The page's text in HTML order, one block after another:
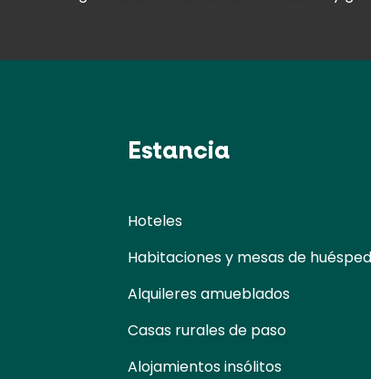
Estancia
Hoteles
Habitaciones y mesas de
Alquileres amueblados
Casas rurales de paso
Alojamientos insólitos